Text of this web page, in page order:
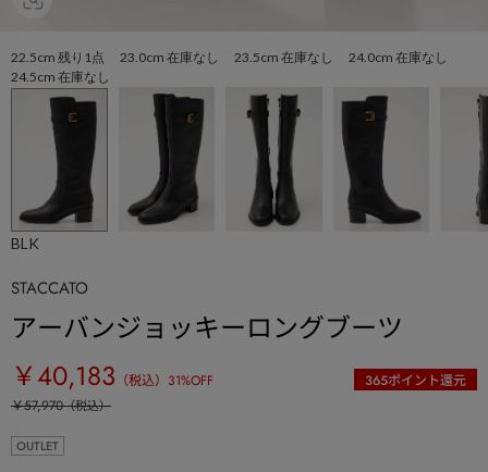
22.5cm 残り1点 23.0cm 在庫なし 23.5cm 在庫なし 24.0cm 在庫なし
24.5cm 在庫なし
BLK
STACCATO
アーバンジョッキーロングブーツ
￥40,183 （税込） 31%OFF 365ポイント還元
￥57,970（税込）
OUTLET